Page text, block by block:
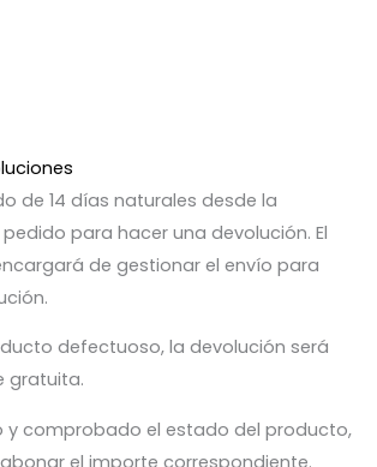
de 14 días naturales desde la
para hacer una devolución. El
de gestionar el envío para
defectuoso, la devolución será
gratuita.
y comprobado el estado del producto,
el importe correspondiente.